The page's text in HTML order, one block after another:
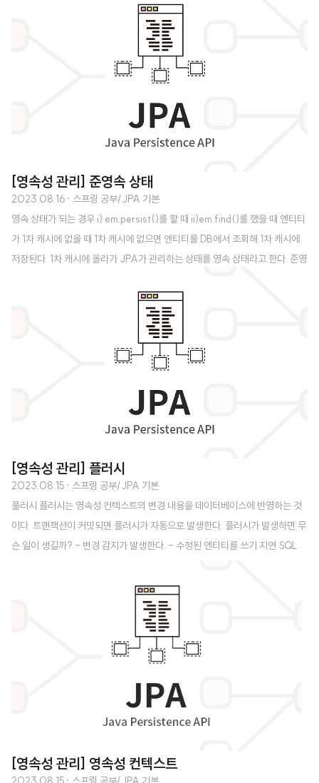
티티 이름을 지정할 수 있다. 지정해주지 않으면, 기본값인 클래스 이름을 그대
로 사용한다. @Table 엔티티와 매핑할 테이블을 지정한다. 속성은 다음 4가지
가 존재한다. name: 매핑할 테이블 이름을 지정한다. catalog: 데이터베이스 c
atlog를 매핑한다. sechema: 데이터 베이스 schema를 매핑한다. uniqueC
[영속성 관리] 준영속 상태
2023.08.16 · 스프링 공부/JPA 기본
영속 상태가 되는 경우 i) em.persist()를 할 때 ii)em.find()를 했을 때 엔티티
가 1차 캐시에 없을 때 1차 캐시에 없으면 엔티티를 DB에서 조회해 1차 캐시에
저장된다. 1차 캐시에 올라가 JPA가 관리하는 상태를 영속 상태라고 한다. 준영
상태에서는 영속성 컨텍스트가 제공하는 기능을 사용하지 못한다. 준영속 상태
로 만드는 방법 em.detach(entity) 특정 엔티티만 준영속 상태로 전환한다. e
m.find()에서 150L Member는 영속성 컨텍스트에 없으므로 영속성 컨텍스
트에 저장된다. (영속화) em.detach() 후에는 준영속 상태가 되어 영속성 컨텍
[영속성 관리] 플러시
2023.08.15 · 스프링 공부/JPA 기본
플러시 플러시는 영속성 컨텍스트의 변경 내용을 데이터베이스에 반영하는 것
이다. 트랜잭션이 커밋되면 플러시가 자동으로 발생한다. 플러시가 발생하면 무
슨 일이 생길까? - 변경 감지가 발생한다. - 수정된 엔티티를 쓰기 지연 SQL
데이터베이스에 전송한다. 영속성 컨텍스트를 플러시하는 방법 i) em.flush()
- 직접 호출 Member member = new Member(200L, "member20
0"); em.persist(member); em.flush(); //플러시 강제 호출 em.persist()
-> 영속성 컨텍스트에 엔티티가 담기고, 쿼리가 저장소에 저장된다. em.flush
[영속성 관리] 영속성 컨텍스트